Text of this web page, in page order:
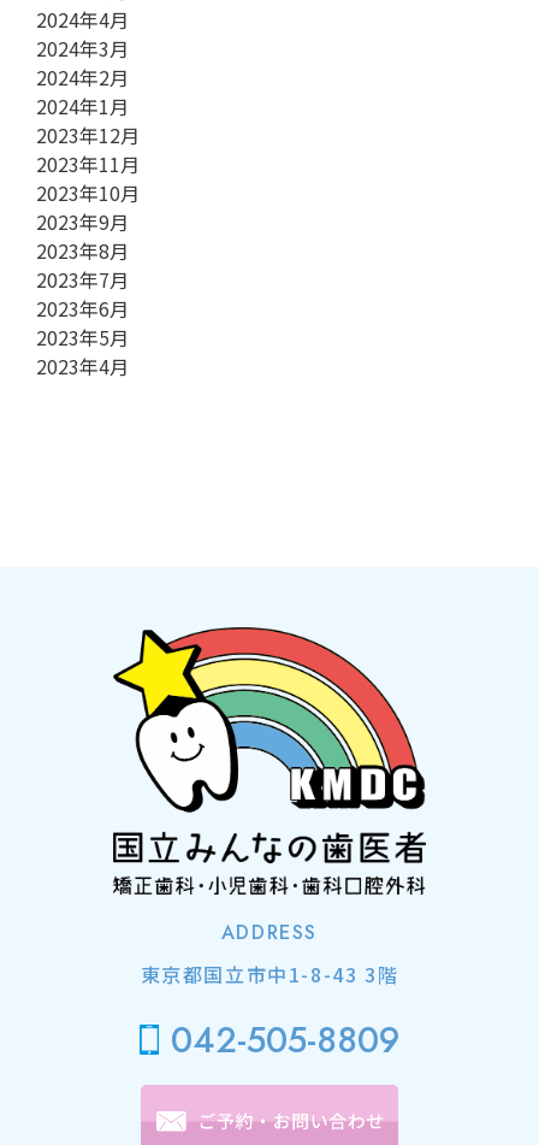
2024年4月
2024年3月
2024年2月
2024年1月
2023年12月
2023年11月
2023年10月
2023年9月
2023年8月
2023年7月
2023年6月
2023年5月
2023年4月
ADDRESS
東京都国立市中1-8-43 3階
042-505-8809